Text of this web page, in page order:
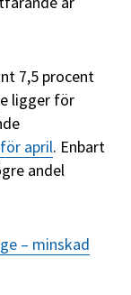
7,5 procent
ligger för
april. Enbart
andel
– minskad